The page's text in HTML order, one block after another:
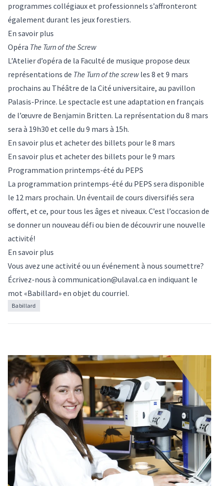
programmes collégiaux et professionnels s’affronteront
également durant les jeux forestiers.
En savoir plus
Opéra The Turn of the Screw
L’Atelier d’opéra de la Faculté de musique propose deux
représentations de The Turn of the screwles 8 et 9 mars
prochains au Théâtre de la Cité universitaire, au pavillon
Palasis-Prince. Le spectacle est une adaptation en français
de l’œuvre de Benjamin Britten. La représentation du 8 mars
sera à 19h30 et celle du 9 mars à 15h.
En savoir plus et acheter des billets pour le 8 mars
En savoir plus et acheter des billets pour le 9 mars
Programmation printemps-été du PEPS
La programmation printemps-été du PEPS sera disponible
le 12 mars prochain. Un éventail de cours diversifiés sera
offert, et ce, pour tous les âges et niveaux. C’est l’occasion de
se donner un nouveau défi ou bien de découvrir une nouvelle
activité!
En savoir plus
Vous avez une activité ou un événement à nous soumettre?
Écrivez-nous à communication@ulaval.ca en indiquant le
mot «Babillard» en objet du courriel.
Babillard